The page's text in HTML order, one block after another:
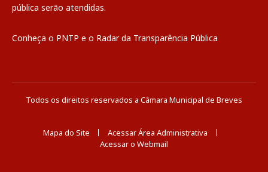
pública serão atendidas.
Conheça o PNTP e o Radar da Transparência Pública
Todos os direitos reservados a Câmara Municipal de Breves
Mapa do Site
Acessar Área Administrativa
Acessar o Webmail